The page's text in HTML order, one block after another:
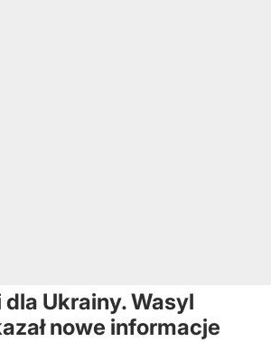
Ukrainy. Wasyl
nowe informacje